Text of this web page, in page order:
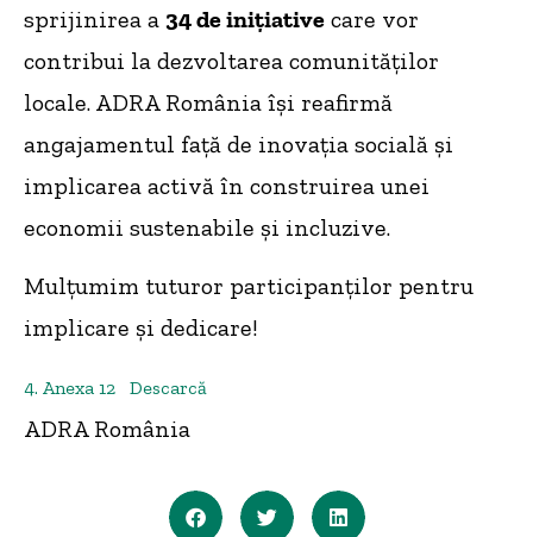
sprijinirea a 34 de inițiative care vor
contribui la dezvoltarea comunităților
locale. ADRA România își reafirmă
angajamentul față de inovația socială și
implicarea activă în construirea unei
economii sustenabile și incluzive.
Mulțumim tuturor participanților pentru
implicare și dedicare!
4. Anexa 12 Descarcă
ADRA România